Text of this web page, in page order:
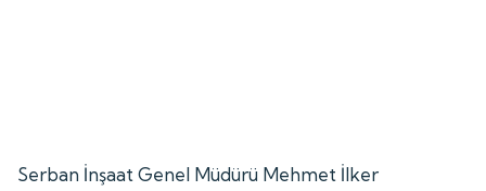
Serban İnşaat Genel Müdürü Mehmet İlker